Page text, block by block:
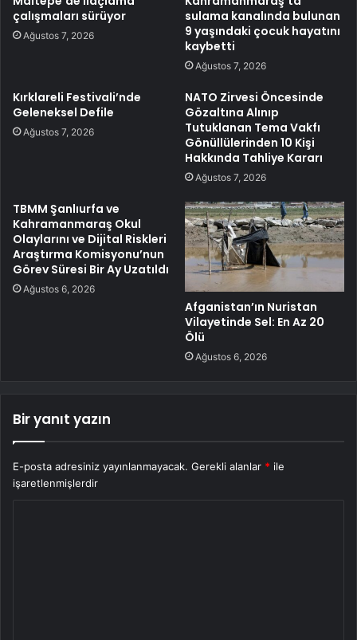
çalışmaları sürüyor
Ağustos 7, 2026
sulama kanalında bulunan
9 yaşındaki çocuk hayatını
kaybetti
Ağustos 7, 2026
Kırklareli Festivali’nde
Geleneksel Defile
Ağustos 7, 2026
NATO Zirvesi Öncesinde
Gözaltına Alınıp
Tutuklanan Tema Vakfı
Gönüllülerinden 10 Kişi
Hakkında Tahliye Kararı
Ağustos 7, 2026
TBMM Şanlıurfa ve
Kahramanmaraş Okul
Olaylarını ve Dijital Riskleri
Araştırma Komisyonu’nun
Görev Süresi Bir Ay Uzatıldı
Ağustos 6, 2026
Afganistan’ın Nuristan
Vilayetinde Sel: En Az 20
Ölü
Ağustos 6, 2026
Bir yanıt yazın
E-posta adresiniz yayınlanmayacak. Gerekli alanlar * ile
işaretlenmişlerdir